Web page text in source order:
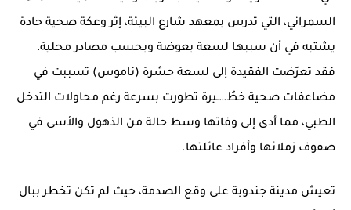
السمراني، التي تدرس بمعهد شارع البيئة، إثر وعكة صحية حادة
يشتبه في أن سببها لسعة بعوضة وبحسب مصادر محلية،
فقد تعرّضت الفقيدة إلى لسعة حشرة (ناموس) تسببت في
مضاعفات صحية خطُ…ـيرة تطورت بسرعة رغم محاولات التدخل
الطبي، مما أدى إلى وفاتها وسط حالة من الذهول والأسى في
صفوف زملائها وأفراد عائلتها.
تعيش مدينة جندوبة على وقع الصدمة، حيث لم تكن تخطر ببال